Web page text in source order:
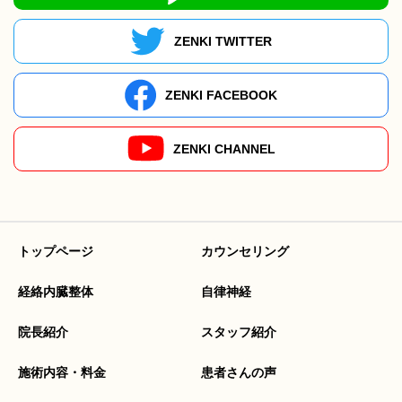
ZENKI TWITTER
ZENKI FACEBOOK
ZENKI CHANNEL
トップページ カウンセリング
経絡内臓整体 自律神経
院長紹介 スタッフ紹介
施術内容・料金 患者さんの声